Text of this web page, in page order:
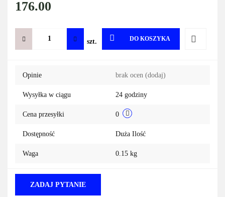
176.00
szt. DO KOSZYKA
Opinie brak ocen (dodaj)
Wysyłka w ciągu 24 godziny
Cena przesyłki 0
Dostępność Duża Ilość
Waga 0.15 kg
ZADAJ PYTANIE